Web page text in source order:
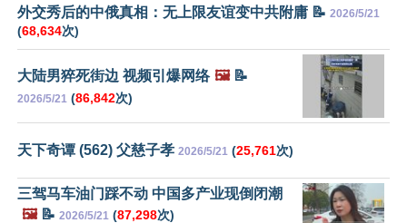
外交秀后的中俄真相：无上限友谊变中共附庸 📝 2026/5/21
(68,634次)
大陆男猝死街边 视频引爆网络 🖼️📝
2026/5/21 (86,842次)
天下奇谭 (562) 父慈子孝 2026/5/21 (25,761次)
三驾马车油门踩不动 中国多产业现倒闭潮
🖼️📝 2026/5/21 (87,298次)